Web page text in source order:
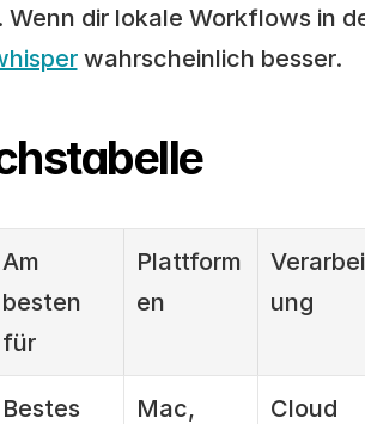
Wenn dir lokale Workflows in
wahrscheinlich besser.
Am
besten
für
Plattform
en
ung
Bestes
Mac,
Cloud